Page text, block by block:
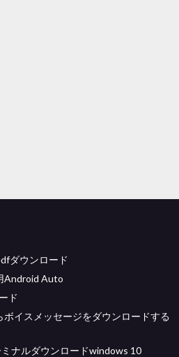
ダウンロード
Android Auto
ド
イスメッセージをダウンロードする
ナルダウンロードwindows 10